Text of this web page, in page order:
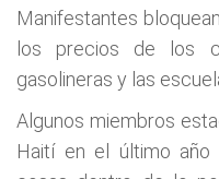
Manifestantes
los precios de los
gasolineras y las
Algunos miembros
Haití en el último año